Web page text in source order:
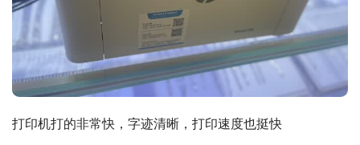
打印机打的非常快，字迹清晰，打印速度也挺快